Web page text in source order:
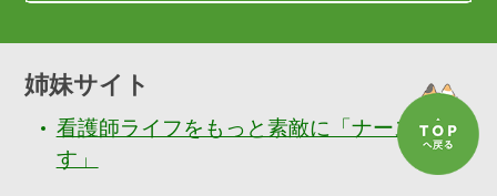
姉妹サイト
看護師ライフをもっと素敵に「ナースぷら
す」